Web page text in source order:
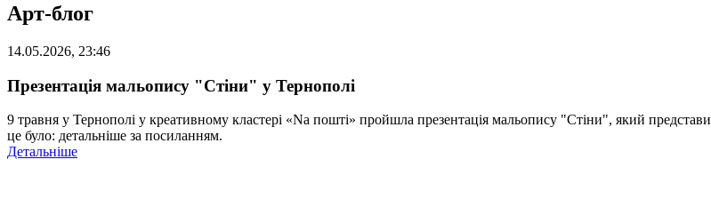
Арт-блог
14.05.2026, 23:46
Презентація мальопису "Стіни" у Тернополі
9 травня у Тернополі у креативному кластері «Na пошті» пройшла презентація мальопису "Стіни", який
це було: детальніше за посиланням.
Детальніше